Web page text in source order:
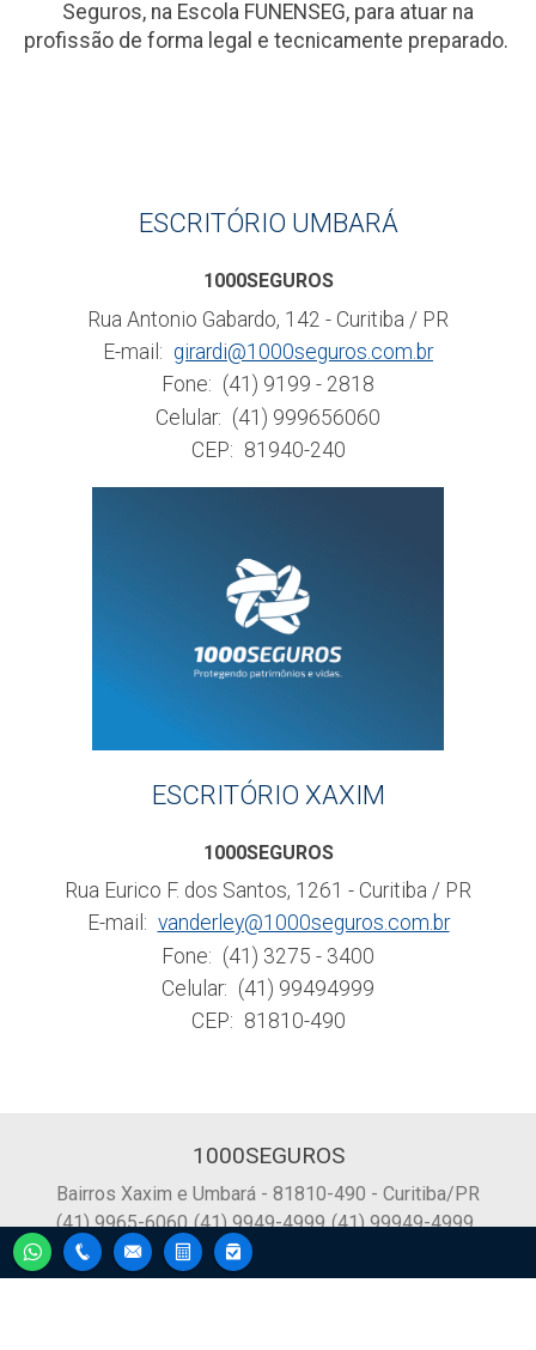
Seguros, na Escola FUNENSEG, para atuar na
profissão de forma legal e tecnicamente preparado.
ESCRITÓRIO UMBARÁ
1000SEGUROS
Rua Antonio Gabardo, 142 - Curitiba / PR
E-mail: girardi@1000seguros.com.br
Fone: (41) 9199 - 2818
Celular: (41) 999656060
CEP: 81940-240
ESCRITÓRIO XAXIM
1000SEGUROS
Rua Eurico F. dos Santos, 1261 - Curitiba / PR
E-mail: vanderley@1000seguros.com.br
Fone: (41) 3275 - 3400
Celular: (41) 99494999
CEP: 81810-490
1000SEGUROS
Bairros Xaxim e Umbará - 81810-490 - Curitiba/PR
(41) 9965-6060 (41) 9949-4999 (41) 99949-4999
(41) 99965-6060
(41) 3275-3400